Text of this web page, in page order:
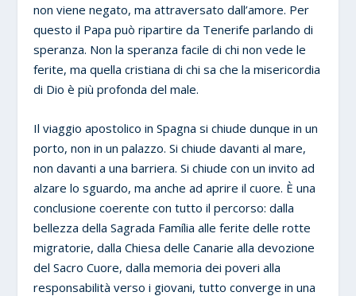
non viene negato, ma attraversato dall’amore. Per
questo il Papa può ripartire da Tenerife parlando di
speranza. Non la speranza facile di chi non vede le
ferite, ma quella cristiana di chi sa che la misericordia
di Dio è più profonda del male.
Il viaggio apostolico in Spagna si chiude dunque in un
porto, non in un palazzo. Si chiude davanti al mare,
non davanti a una barriera. Si chiude con un invito ad
alzare lo sguardo, ma anche ad aprire il cuore. È una
conclusione coerente con tutto il percorso: dalla
bellezza della Sagrada Família alle ferite delle rotte
migratorie, dalla Chiesa delle Canarie alla devozione
del Sacro Cuore, dalla memoria dei poveri alla
responsabilità verso i giovani, tutto converge in una